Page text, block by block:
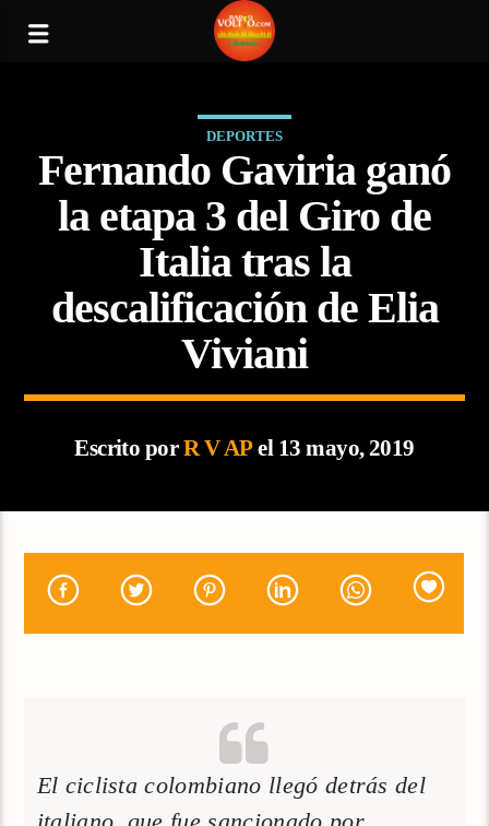
DEPORTES
Fernando Gaviria ganó
la etapa 3 del Giro de
Italia tras la
descalificación de Elia
Viviani
Escrito porR V APel 13 mayo, 2019
El ciclista colombiano llegó detrás del